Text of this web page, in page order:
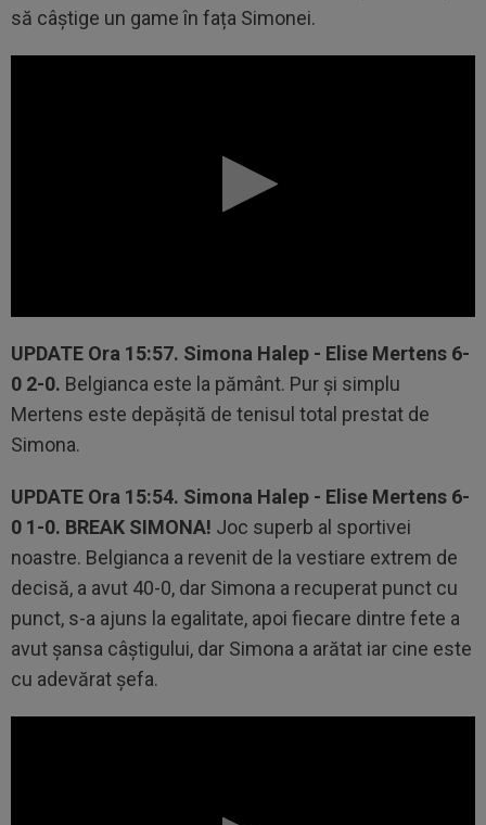
să câștige un game în fața Simonei.
UPDATE Ora 15:57. Simona Halep - Elise Mertens 6-
0 2-0. Belgianca este la pământ. Pur și simplu
Mertens este depășită de tenisul total prestat de
Simona.
UPDATE Ora 15:54. Simona Halep - Elise Mertens 6-
0 1-0. BREAK SIMONA! Joc superb al sportivei
noastre. Belgianca a revenit de la vestiare extrem de
decisă, a avut 40-0, dar Simona a recuperat punct cu
punct, s-a ajuns la egalitate, apoi fiecare dintre fete a
avut șansa câștigului, dar Simona a arătat iar cine este
cu adevărat șefa.